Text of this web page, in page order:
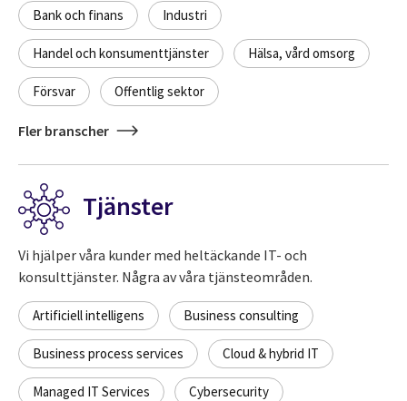
Bank och finans Industri
Handel och konsumenttjänster Hälsa, vård omsorg
Försvar Offentlig sektor
Fler branscher
Tjänster
Vi hjälper våra kunder med heltäckande IT- och
konsulttjänster. Några av våra tjänsteområden.
Artificiell intelligens Business consulting
Business process services Cloud & hybrid IT
Managed IT Services Cybersecurity